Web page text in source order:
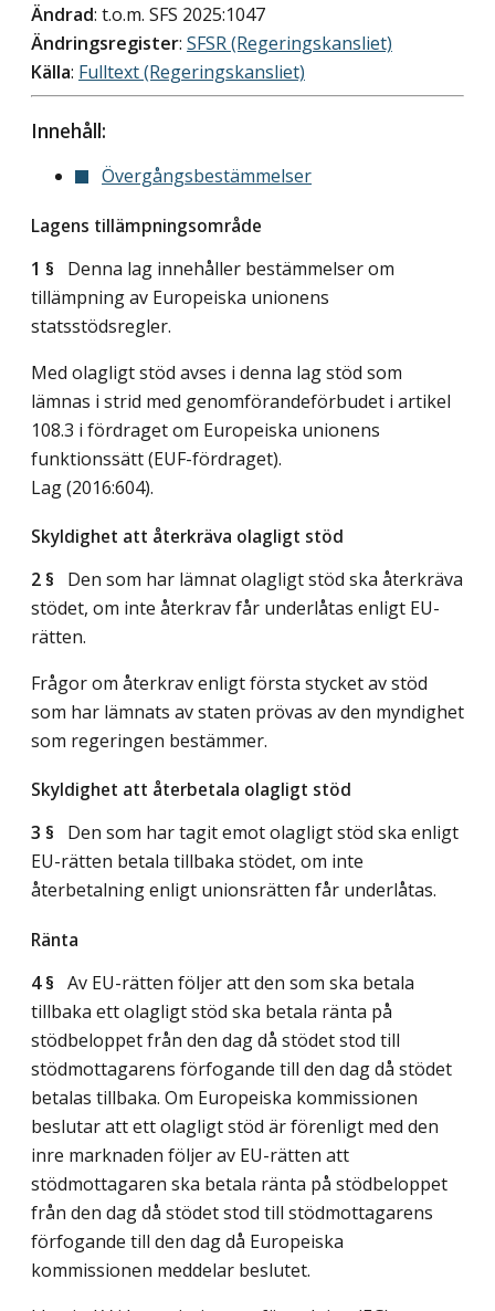
Ändrad: t.o.m. SFS 2025:1047
Ändringsregister: SFSR (Regeringskansliet)
Källa: Fulltext (Regeringskansliet)
Innehåll:
Övergångsbestämmelser
Lagens tillämpningsområde
1 § Denna lag innehåller bestämmelser om
tillämpning av Europeiska unionens
statsstödsregler.
Med olagligt stöd avses i denna lag stöd som
lämnas i strid med genomförandeförbudet i artikel
108.3 i fördraget om Europeiska unionens
funktionssätt (EUF-fördraget).
Lag (2016:604).
Skyldighet att återkräva olagligt stöd
2 § Den som har lämnat olagligt stöd ska återkräva
stödet, om inte återkrav får underlåtas enligt EU-
rätten.
Frågor om återkrav enligt första stycket av stöd
som har lämnats av staten prövas av den myndighet
som regeringen bestämmer.
Skyldighet att återbetala olagligt stöd
3 § Den som har tagit emot olagligt stöd ska enligt
EU-rätten betala tillbaka stödet, om inte
återbetalning enligt unionsrätten får underlåtas.
Ränta
4 § Av EU-rätten följer att den som ska betala
tillbaka ett olagligt stöd ska betala ränta på
stödbeloppet från den dag då stödet stod till
stödmottagarens förfogande till den dag då stödet
betalas tillbaka. Om Europeiska kommissionen
beslutar att ett olagligt stöd är förenligt med den
inre marknaden följer av EU-rätten att
stödmottagaren ska betala ränta på stödbeloppet
från den dag då stödet stod till stödmottagarens
förfogande till den dag då Europeiska
kommissionen meddelar beslutet.